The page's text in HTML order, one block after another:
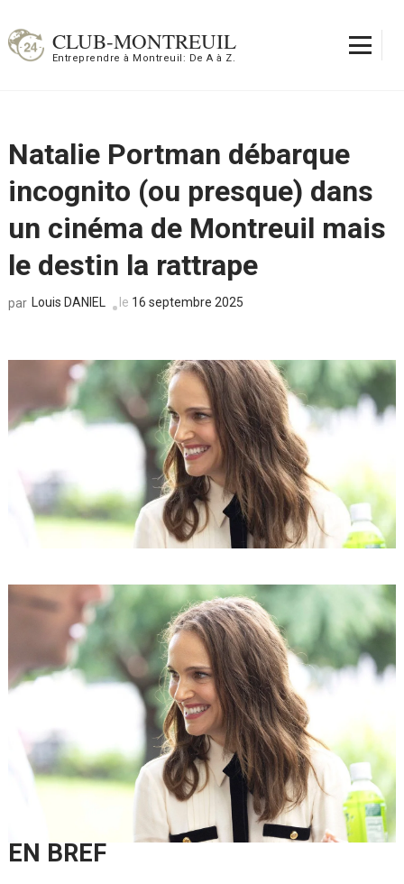
au
contenu
CLUB-MONTREUIL
Entreprendre à Montreuil: De A à Z.
Natalie Portman débarque
incognito (ou presque) dans
un cinéma de Montreuil mais
le destin la rattrape
par Louis DANIEL le 16 septembre 2025
EN BREF